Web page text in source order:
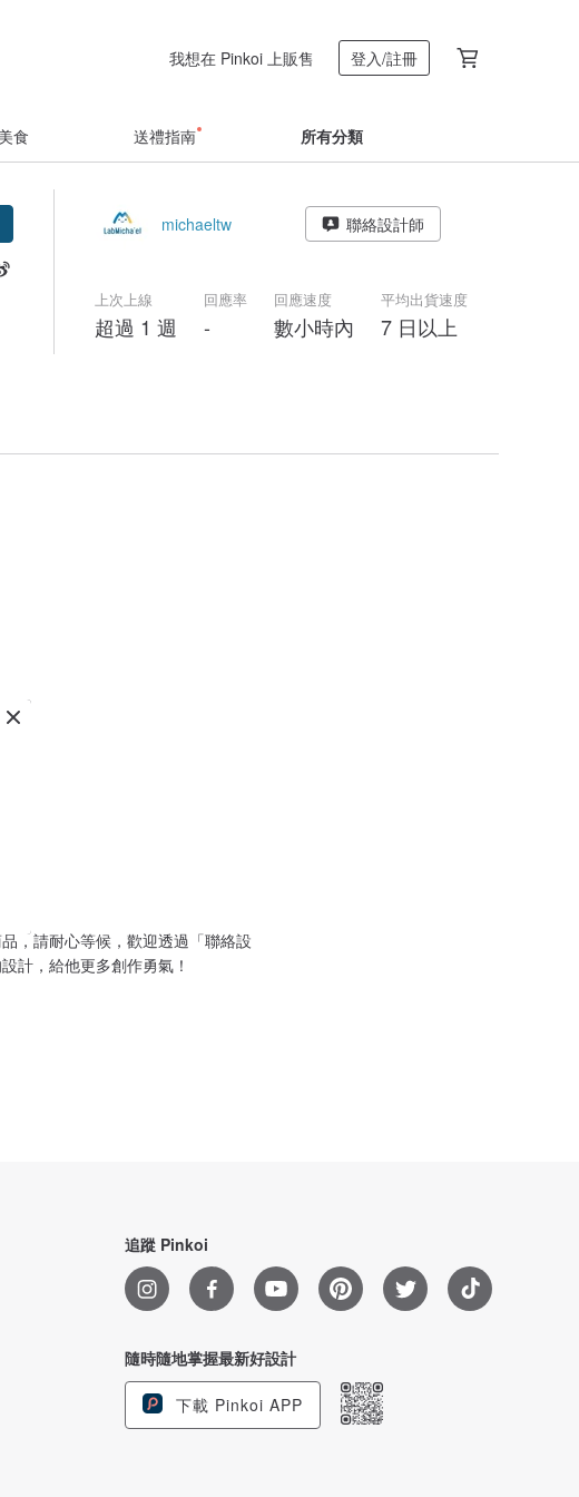
我想在 Pinkoi 上販售 登入/註冊
食 送禮指南 所有分類
michaeltw 聯絡設計師
上次上線
超過 1 週
回應率
-
回應速度
數小時內
平均出貨速度
7 日以上
，請耐心等候，歡迎透過「聯絡設
計，給他更多創作勇氣！
追蹤 Pinkoi
隨時隨地掌握最新好設計
下載 Pinkoi APP